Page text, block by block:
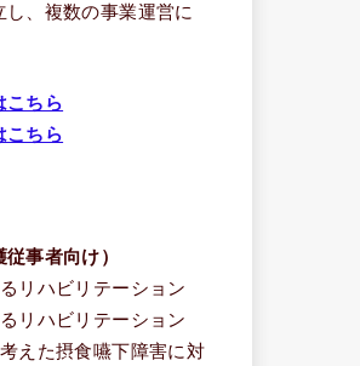
、複数の事業運営に
こちら
こちら
事者向け）
リハビリテーション
リハビリテーション
えた摂食嚥下障害に対